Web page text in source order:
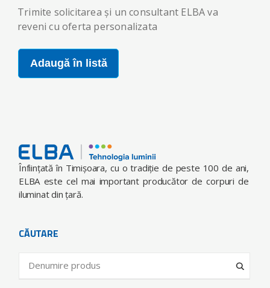
Trimite solicitarea și un consultant ELBA va
reveni cu oferta personalizata
Adaugă în listă
Înfiinţată în Timişoara, cu o tradiţie de peste 100 de ani,
ELBA este cel mai important producător de corpuri de
iluminat din ţară.
CĂUTARE